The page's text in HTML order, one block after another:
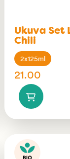
Ukuva Set
Chili
2x125ml
21.00